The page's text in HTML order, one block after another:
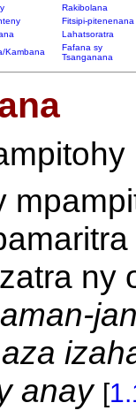
Rakibolana
Fitsipi-pitenenana
Lahatsoratra
Kambana
Fafana sy
Tsanganana
ny
anay [